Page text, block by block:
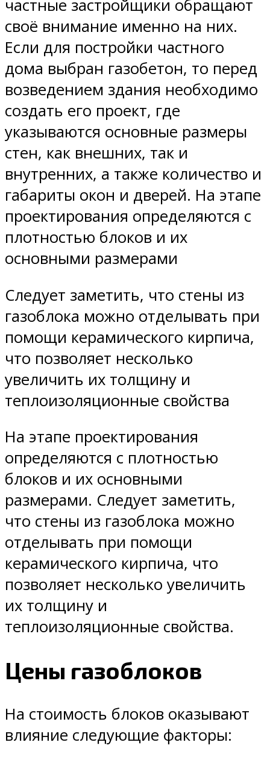
частные застройщики обращают
своё внимание именно на них.
Если для постройки частного
дома выбран газобетон, то перед
возведением здания необходимо
создать его проект, где
указываются основные размеры
стен, как внешних, так и
внутренних, а также количество и
габариты окон и дверей. На этапе
проектирования определяются с
плотностью блоков и их
основными размерами
Следует заметить, что стены из
газоблока можно отделывать при
помощи керамического кирпича,
что позволяет несколько
увеличить их толщину и
теплоизоляционные свойства
На этапе проектирования
определяются с плотностью
блоков и их основными
размерами. Следует заметить,
что стены из газоблока можно
отделывать при помощи
керамического кирпича, что
позволяет несколько увеличить
их толщину и
теплоизоляционные свойства.
Цены газоблоков
На стоимость блоков оказывают
влияние следующие факторы: